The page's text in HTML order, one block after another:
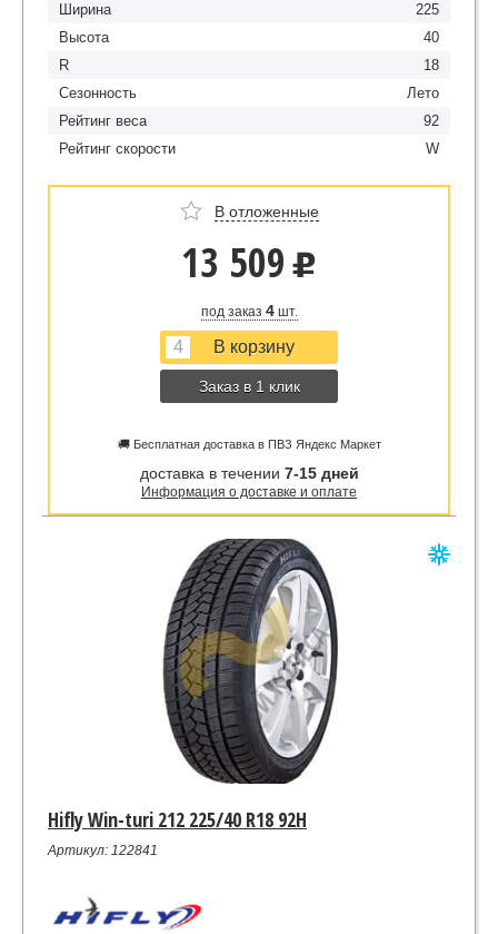
Ширина
225
Высота
40
R
18
Сезонность
Лето
Рейтинг веса
92
Рейтинг скорости
W
В отложенные
13 509 u
под заказ 4шт.
Заказ в 1 клик
🚚 Бесплатная доставка в ПВЗ Яндекс Маркет
доставка в течении 7-15 дней
Информация о доставке и оплате
Hifly Win-turi 212 225/40 R18 92H
Артикул: 122841